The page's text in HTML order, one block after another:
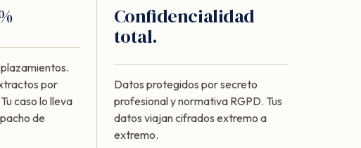
por
caso lo lleva
de
Confidencialidad
total.
Datos protegidos por secreto
profesional y normativa RGPD. Tus
datos viajan cifrados extremo a
extremo.